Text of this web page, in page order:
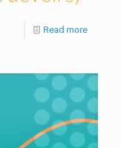
Read more